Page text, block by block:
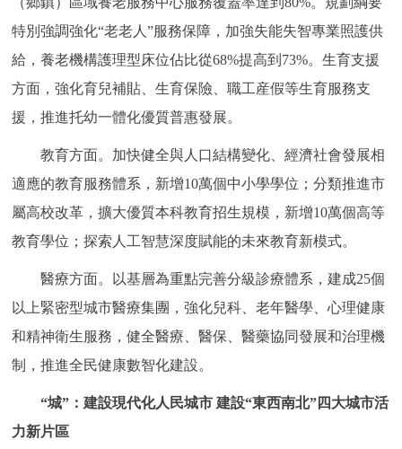
特別強調強化“老老人”服務保障，加強失能失智專業照護供
給，養老機構護理型床位佔比從68%提高到73%。生育支援
方面，強化育兒補貼、生育保險、職工産假等生育服務支
援，推進托幼一體化優質普惠發展。
教育方面。加快健全與人口結構變化、經濟社會發展相
適應的教育服務體系，新增10萬個中小學學位；分類推進市
屬高校改革，擴大優質本科教育招生規模，新增10萬個高等
教育學位；探索人工智慧深度賦能的未來教育新模式。
醫療方面。以基層為重點完善分級診療體系，建成25個
以上緊密型城市醫療集團，強化兒科、老年醫學、心理健康
和精神衛生服務，健全醫療、醫保、醫藥協同發展和治理機
制，推進全民健康數智化建設。
“城”：建設現代化人民城市 建設“東西南北”四大城市活
力新片區